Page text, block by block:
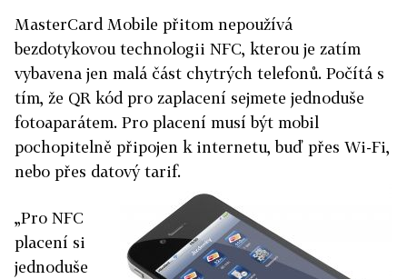
MasterCard Mobile přitom nepoužívá
bezdotykovou technologii NFC, kterou je zatím
vybavena jen malá část chytrých telefonů. Počítá s
tím, že QR kód pro zaplacení sejmete jednoduše
fotoaparátem. Pro placení musí být mobil
pochopitelně připojen k internetu, buď přes Wi-Fi,
nebo přes datový tarif.
„Pro NFC
placení si
jednoduše